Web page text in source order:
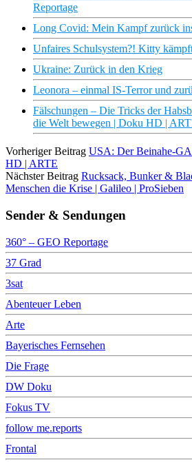
Reportage
Long Covid: Mein Kampf zurück
Unfaires Schulsystem?! Kitty
Ukraine: Zurück in den Krieg
Leonora – einmal IS-Terror und
Fälschungen – Die Tricks der
die Welt bewegen | Doku HD |
Vorheriger Beitrag USA: Der Beinahe-
HD | ARTE
Nächster Beitrag Rucksack, Bunker &
Menschen die Krise | Galileo | ProSieben
Sender & Sendungen
360° – GEO Reportage
37 Grad
3sat
Abenteuer Leben
Arte
Bayerisches Fernsehen
Die Frage
DW Doku
Fokus TV
follow me.reports
Frontal